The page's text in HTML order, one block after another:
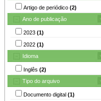
Artigo de periódico (2)
Ano de publicação
2023 (1)
2022 (1)
Idioma
Inglês (2)
Tipo do arquivo
Documento digital (1)